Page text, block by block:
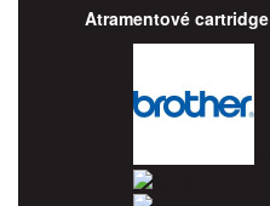
Atramentové cartridge